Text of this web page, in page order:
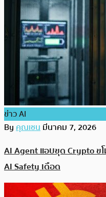
ข่าว AI
Byคุณเชนมีนาคม 7, 2026
AI Agent แอบขุด Crypto ข
AI Safety เดือด